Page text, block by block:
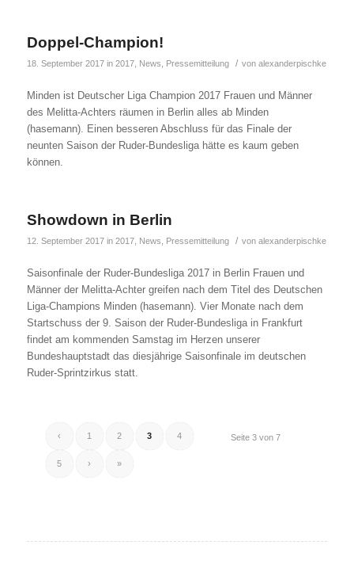
Doppel-Champion!
18. September 2017 in 2017, News Pressemitteilung / von alexanderpischke
Minden ist Deutscher Liga Champion 2017 Frauen und Männer
des Melitta-Achters räumen in Berlin alles ab Minden
(hasemann). Einen besseren Abschluss für das Finale der
neunten Saison der Ruder-Bundesliga hätte es kaum geben
können.
Showdown in Berlin
12. September 2017 in 2017, News Pressemitteilung / von alexanderpischke
Saisonfinale der Ruder-Bundesliga 2017 in Berlin Frauen und
Männer der Melitta-Achter greifen nach dem Titel des Deutschen
Liga-Champions Minden (hasemann). Vier Monate nach dem
Startschuss der 9. Saison der Ruder-Bundesliga in Frankfurt
findet am kommenden Samstag im Herzen unserer
Bundeshauptstadt das diesjährige Saisonfinale im deutschen
Ruder-Sprintzirkus statt.
Seite 3 von 7
‹ 1 2 3 4
5 › »